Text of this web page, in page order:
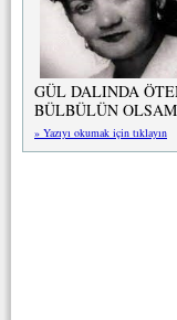
GÜL DALINDA
BÜLBÜLÜN OLSAM
» Yazıyı okumak için tıklayın